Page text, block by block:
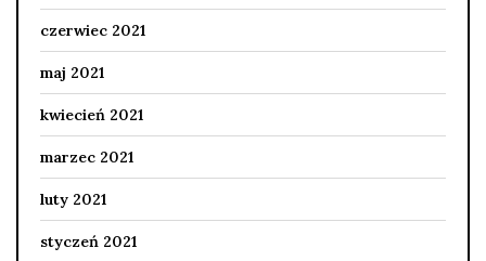
czerwiec 2021
maj 2021
kwiecień 2021
marzec 2021
luty 2021
styczeń 2021